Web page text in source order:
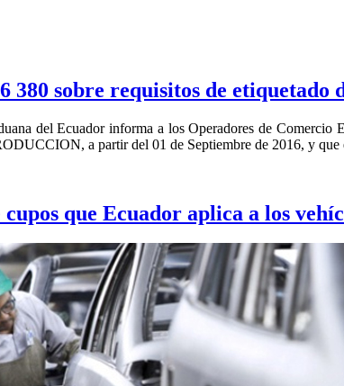
380 sobre requisitos de etiquetado
del Ecuador informa a los Operadores de
a partir del 01 de Septiembre de 2016, y que
que Ecuador aplica a los